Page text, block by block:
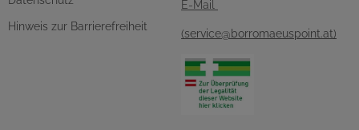
Hinweis zur Barrierefreiheit
E-Mail
(service@borromaeuspoint.at)